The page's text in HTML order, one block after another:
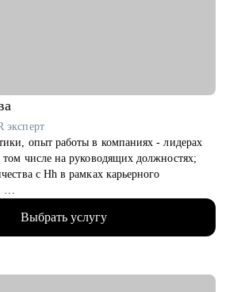
эксперт
опыт работы в компаниях - лидерах
том числе на руководящих должностях;
с Hh в рамках карьерного
резюме для специалистов различного
карьерных консультаций, подготовки к
Выбрать услугу